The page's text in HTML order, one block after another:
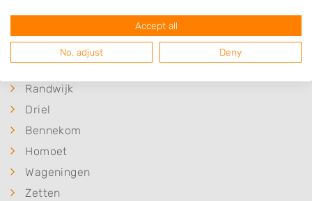
Doorwerth
Randwijk
Driel
Bennekom
Homoet
Wageningen
Zetten
Accept all
No, adjust Deny